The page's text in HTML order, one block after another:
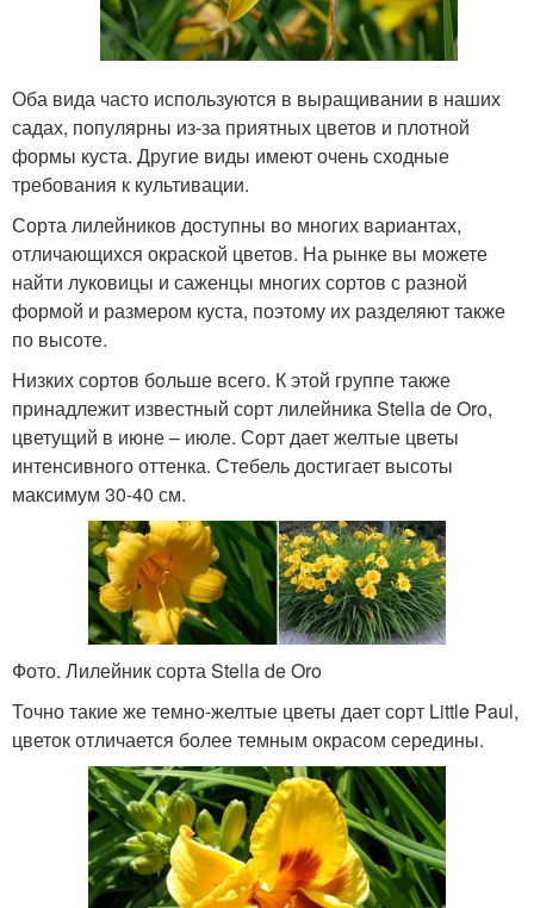
Оба вида часто используются в выращивании в наших
садах, популярны из-за приятных цветов и плотной
формы куста. Другие виды имеют очень сходные
требования к культивации.
Сорта лилейников доступны во многих вариантах,
отличающихся окраской цветов. На рынке вы можете
найти луковицы и саженцы многих сортов с разной
формой и размером куста, поэтому их разделяют также
по высоте.
Низких сортов больше всего. К этой группе также
принадлежит известный сорт лилейника Stella de Oro,
цветущий в июне – июле. Сорт дает желтые цветы
интенсивного оттенка. Стебель достигает высоты
максимум 30-40 см.
Фото. Лилейник сорта Stella de Oro
Точно такие же темно-желтые цветы дает сорт Little Paul,
цветок отличается более темным окрасом середины.